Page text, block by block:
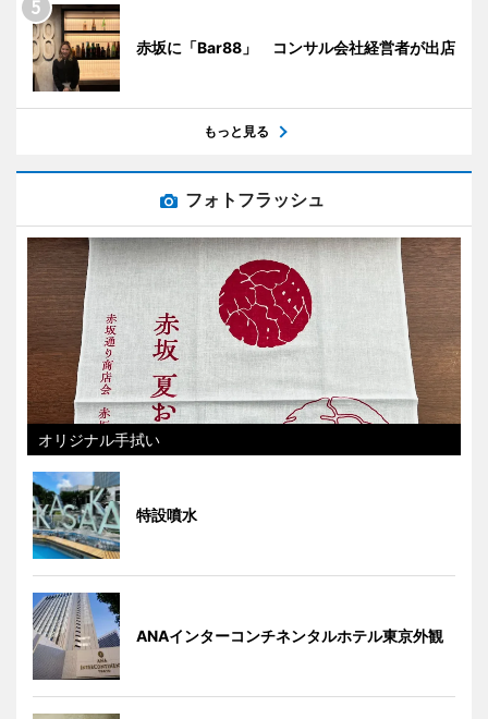
赤坂に「Bar88」 コンサル会社経営者が出店
もっと見る
フォトフラッシュ
オリジナル手拭い
特設噴水
ANAインターコンチネンタルホテル東京外観